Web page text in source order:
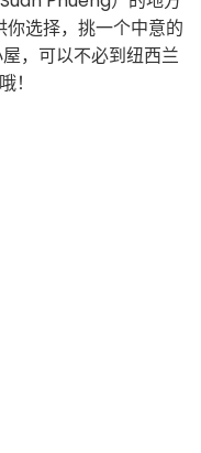
选择，挑一个中意的
，可以不必到纽西兰
！